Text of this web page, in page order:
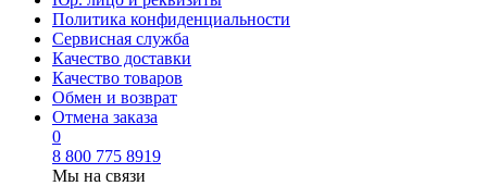
Политика конфиденциальности
Сервисная служба
Качество доставки
Качество товаров
Обмен и возврат
Отмена заказа
0
8 800 775 8919
Мы на связи